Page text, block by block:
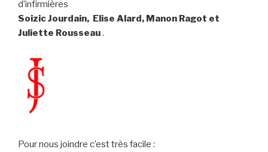
d’infirmières
Soizic Jourdain, Elise Alard, Manon Ragot et
Juliette Rousseau.
Pour nous joindre c’est très facile :